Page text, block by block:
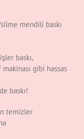
mendili baskı
baskı,
gibi hassas
baskı!
temizler